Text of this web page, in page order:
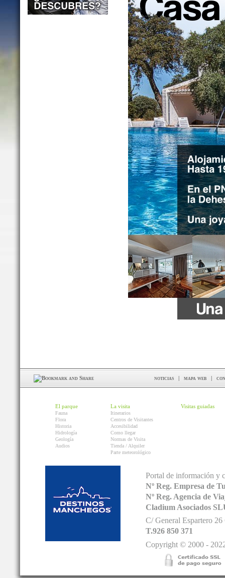
noticias | mapa web |
El parque
Fauna
Flora
Historia
Hidrología
Geología
Audios
La visita
Itinerarios
Centros de Visitantes
Accesibilidad
Como llegar
Normas de Visita
Tienda / Alquiler
Parte meteorológico
Visitas guiadas
Portal de información y
Nº Reg. Empresa de
Nº Reg. Agencia de
Cladium Asociados
C/ General Espartero
T.926 850 371
Copyright © 2000 -